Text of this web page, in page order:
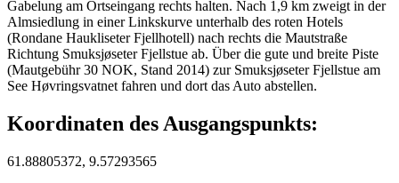
Gabelung am Ortseingang rechts halten. Nach 1,9 km zweigt in der
Almsiedlung in einer Linkskurve unterhalb des roten Hotels
(Rondane Haukliseter Fjellhotell) nach rechts die Mautstraße
Richtung Smuksjøseter Fjellstue ab. Über die gute und breite Piste
(Mautgebühr 30 NOK, Stand 2014) zur Smuksjøseter Fjellstue am
See Høvringsvatnet fahren und dort das Auto abstellen.
Koordinaten des Ausgangspunkts:
61.88805372, 9.57293565